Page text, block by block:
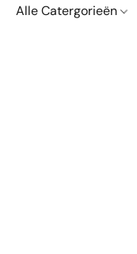
Alle Catergorieën